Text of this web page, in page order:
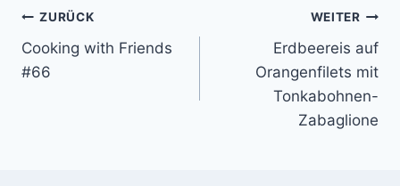
Beitragsnavigation
ZURÜCK
Cooking with Friends
#66
WEITER
Erdbeereis auf
Orangenfilets mit
Tonkabohnen-
Zabaglione